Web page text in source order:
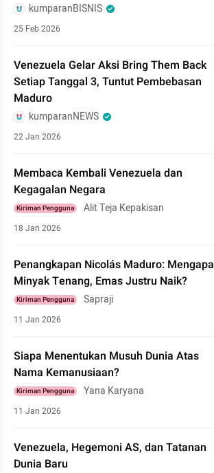
kumparanBISNIS
25 Feb 2026
Venezuela Gelar Aksi Bring Them Back
Setiap Tanggal 3, Tuntut Pembebasan
Maduro
kumparanNEWS
22 Jan 2026
Membaca Kembali Venezuela dan
Kegagalan Negara
Kiriman Pengguna Alit Teja Kepakisan
18 Jan 2026
Penangkapan Nicolás Maduro: Mengapa
Minyak Tenang, Emas Justru Naik?
Kiriman Pengguna Sapraji
11 Jan 2026
Siapa Menentukan Musuh Dunia Atas
Nama Kemanusiaan?
Kiriman Pengguna Yana Karyana
11 Jan 2026
Venezuela, Hegemoni AS, dan Tatanan
Dunia Baru